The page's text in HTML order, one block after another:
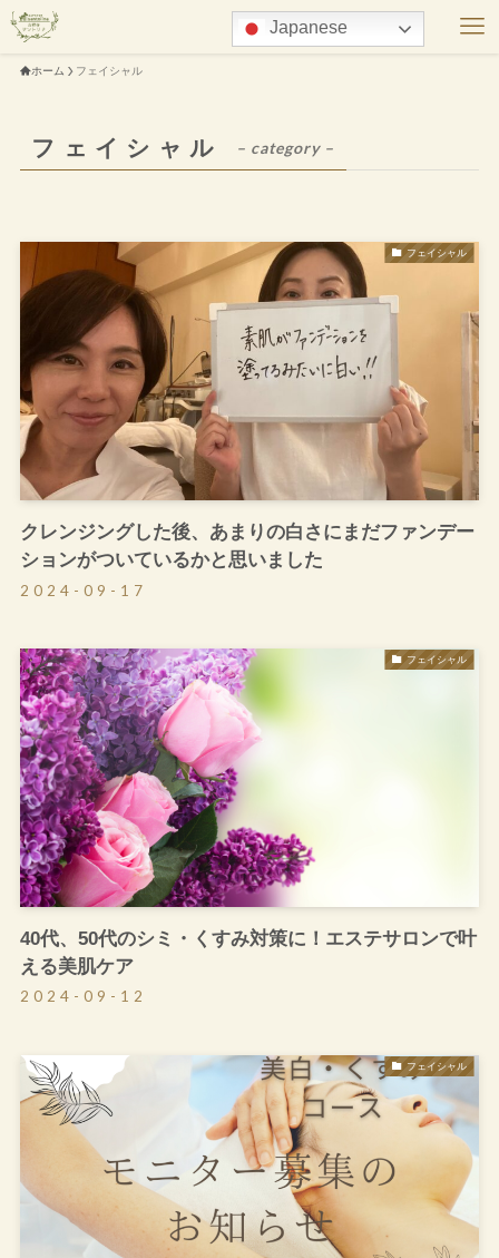
ホーム フェイシャル
フェイシャル – category –
フェイシャル
クレンジングした後、あまりの白さにまだファンデー
ションがついているかと思いました
2024-09-17
フェイシャル
40代、50代のシミ・くすみ対策に！エステサロンで叶
える美肌ケア
2024-09-12
フェイシャル
Japanese